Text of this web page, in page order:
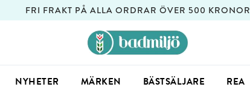
FRI FRAKT PÅ ALLA ORDRAR ÖVER 500 KRONOR
NYHETER MÄRKEN BÄSTSÄLJARE REA